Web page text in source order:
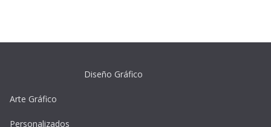
Diseño Gráfico
Arte Gráfico
Personalizados